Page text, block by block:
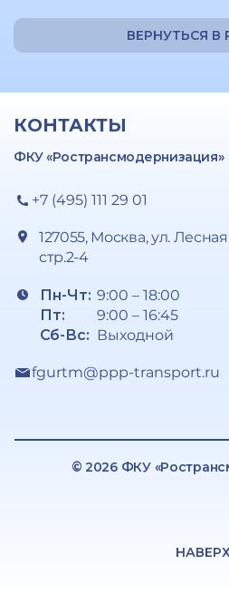
ВЕРНУТЬСЯ В
КОНТАКТЫ
ФКУ «Ространсмодернизация»
+7 (495) 111 29 01
127055, Москва, ул.
стр.2-4
Пн-Чт:
Пт:
Сб-Вс:
9:00 – 18:00
9:00 – 16:45
Выходной
fgurtm@ppp-transport.ru
© 2026 ФКУ